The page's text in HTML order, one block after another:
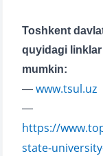
Toshkent
quyidagi linklar
mumkin:
— www.tsul.uz
—
https://
state-